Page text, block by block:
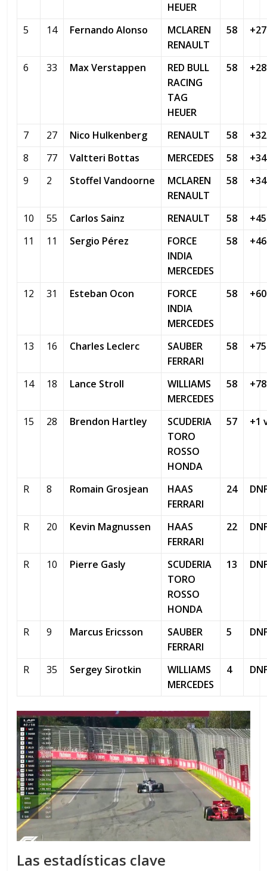
HEUER
5 14 Fernando Alonso
MCLAREN
RENAULT
58
6 33 Max Verstappen
RED BULL
RACING
TAG
HEUER
58
7 27 Nico Hulkenberg RENAULT 58
8
77 Valtteri Bottas MERCEDES 58
9
2 Stoffel Vandoorne
MCLAREN
RENAULT
58
10 55 Carlos Sainz RENAULT 58
11
11 Sergio Pérez
FORCE
INDIA
MERCEDES
58
12 31 Esteban Ocon
FORCE
INDIA
MERCEDES
58
13 16 Charles Leclerc
SAUBER
FERRARI
58
14 18 Lance Stroll
WILLIAMS
MERCEDES
58
15 28 Brendon Hartley
SCUDERIA
TORO
ROSSO
HONDA
57 +1
R 8 Romain Grosjean
HAAS
FERRARI
24
R 20 Kevin Magnussen
HAAS
FERRARI
22
R 10 Pierre Gasly
SCUDERIA
TORO
ROSSO
HONDA
13
R 9 Marcus Ericsson
SAUBER
FERRARI
5
R 35 Sergey Sirotkin
WILLIAMS
MERCEDES
4
Las estadísticas clave